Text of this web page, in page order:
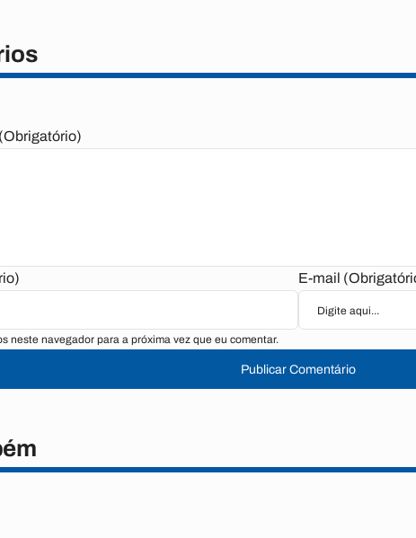
E-mail
neste navegador para a próxima vez que eu comentar.
Publicar Comentário